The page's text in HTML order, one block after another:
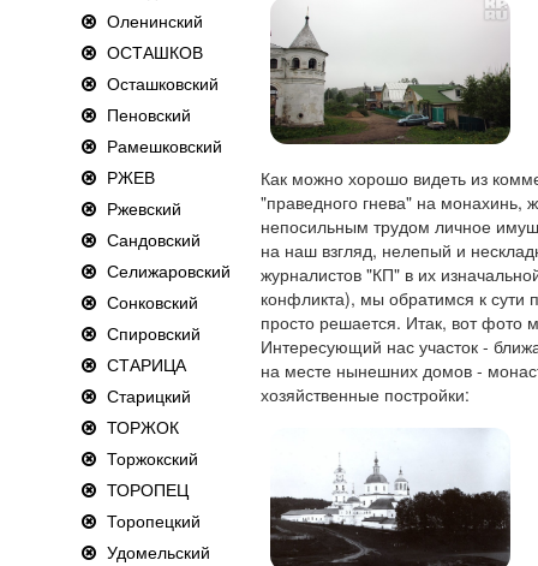
Оленинский
ОСТАШКОВ
Осташковский
Пеновский
Рамешковский
РЖЕВ
Ржевский
Сандовский
Селижаровский
Сонковский
Спировский
СТАРИЦА
Старицкий
ТОРЖОК
Торжокский
ТОРОПЕЦ
Торопецкий
Удомельский
Как можно хорошо видеть из
"праведного гнева" на монахинь,
непосильным трудом личное
на наш взгляд, нелепый и
журналистов "КП" в их
конфликта), мы обратимся к
просто решается. Итак, вот фото
Интересующий нас участок -
на месте нынешних домов -
хозяйственные постройки: